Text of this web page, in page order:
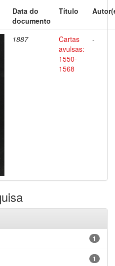
Data do
documento
Título
1887
Cartas
avulsas:
1550-
1568
-
1
1